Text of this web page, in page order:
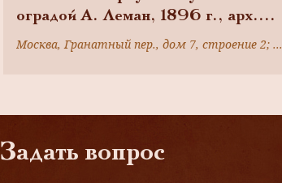
оградой А. Леман, 1896 г., арх.
А.Э. Эрихсон. Фасад Дома
Москва, Гранатный пер., дом 7, строение 2; Москва, Гранатный пер., дом 7, строение 1
Задать вопрос